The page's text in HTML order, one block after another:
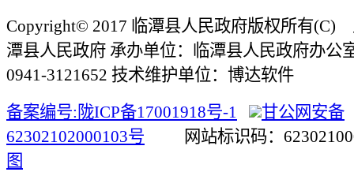
Copyright© 2017 临潭县人民政府版权所有(C)
潭县人民政府 承办单位：临潭县人民政府办
0941-3121652 技术维护单位：博达软件
备案编号:陇ICP备17001918号-1
甘公网安备
62302102000103号 网站标识码：
图